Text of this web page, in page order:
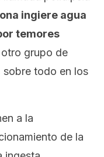
ingiere agua
temores
grupo de
sobre todo en los
a la
de la